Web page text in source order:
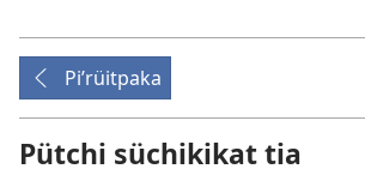
Piʼrüitpaka
Pütchi süchikikat tia